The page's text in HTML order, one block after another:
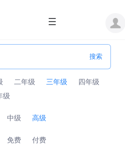
二年级 三年级
四年级
级
中级 高级
免费 付费